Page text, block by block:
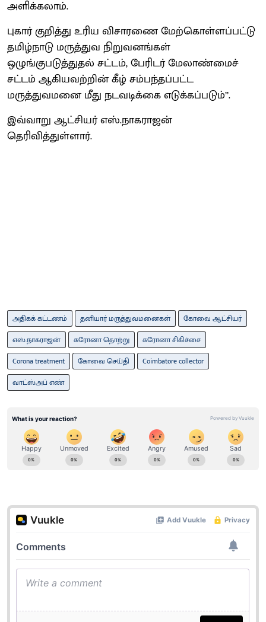
அளிக்கலாம்.
புகார் குறித்து உரிய விசாரணை மேற்கொள்ளப்பட்டு
தமிழ்நாடு மருத்துவ நிறுவனங்கள்
ஒழுங்குபடுத்துதல் சட்டம், பேரிடர் மேலாண்மைச்
சட்டம் ஆகியவற்றின் கீழ் சம்பந்தப்பட்ட
மருத்துவமனை மீது நடவடிக்கை எடுக்கப்படும்’’.
இவ்வாறு ஆட்சியர் எஸ்.நாகராஜன்
தெரிவித்துள்ளார்.
அதிகக் கட்டணம் தனியார் மருத்துவமனைகள்
கோவை ஆட்சியர்
எஸ்.நாகராஜன்
கரோனா தொற்று
கரோனா சிகிச்சை
Corona treatment
கோவை செய்தி
Coimbatore collector
வாட்ஸ்அப் எண்